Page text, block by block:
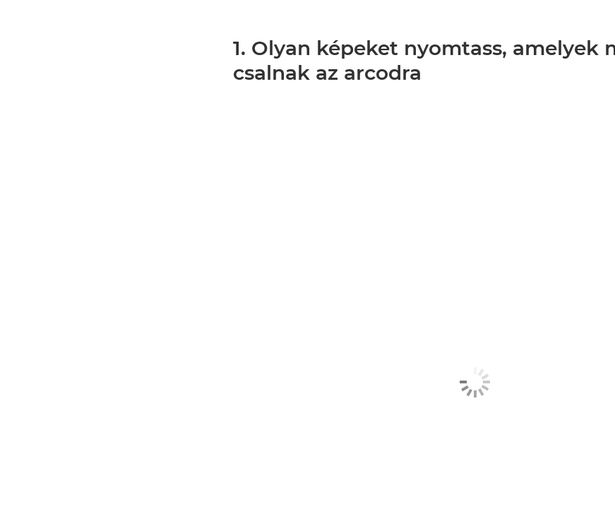
1. Olyan képeket nyomtass, amelyek
csalnak az arcodra